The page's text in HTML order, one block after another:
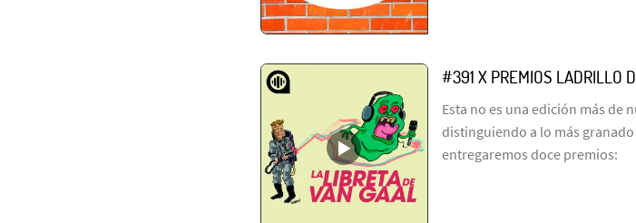
#391 X PREMIOS LADRILLO
Esta no es una edición más de
distinguiendo a lo más
entregaremos doce premios: